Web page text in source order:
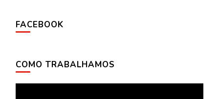
FACEBOOK
COMO TRABALHAMOS